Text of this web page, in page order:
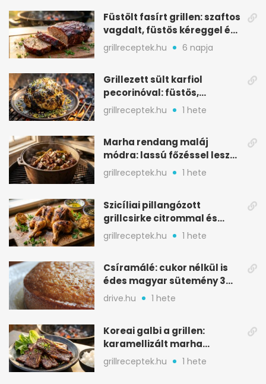
Füstölt fasírt grillen: szaftos
vagdalt, füstös kéreggel és
BBQ mázzal
grillreceptek.hu 6 napja
Grillezett sült karfiol
pecorinóval: füstös,
karamellizált nyári kedvenc
grillreceptek.hu 1 hete
Marha rendang maláj
módra: lassú főzéssel lesz
igazán szaftos
grillreceptek.hu 1 hete
Szicíliai pillangózott
grillcsirke citrommal és
oregánóval
grillreceptek.hu 1 hete
Csíramálé: cukor nélkül is
édes magyar sütemény 3
alapanyagból
drive.hu 1 hete
Koreai galbi a grillen:
karamellizált marha
rövidborda gyorsan
grillreceptek.hu 1 hete